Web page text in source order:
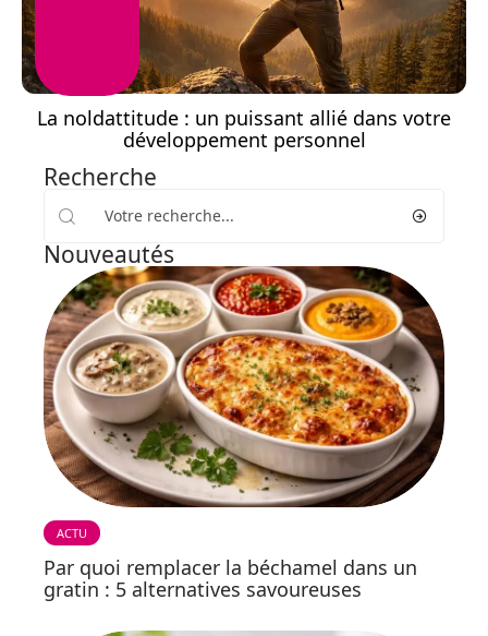
La noldattitude : un puissant allié dans votre
développement personnel
Recherche
Nouveautés
ACTU
Par quoi remplacer la béchamel dans un
gratin : 5 alternatives savoureuses